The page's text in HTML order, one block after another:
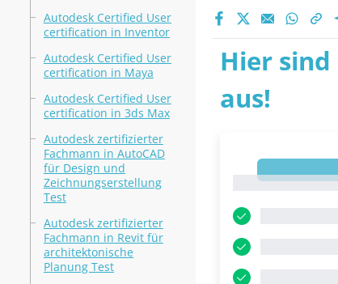
Autodesk Certified User
certification in Inventor
Autodesk Certified User
certification in Maya
Autodesk Certified User
certification in 3ds Max
Autodesk zertifizierter
Fachmann in AutoCAD
für Design und
Zeichnungserstellung
Test
Autodesk zertifizierter
Fachmann in Revit für
architektonische
Planung Test
Hier
aus!